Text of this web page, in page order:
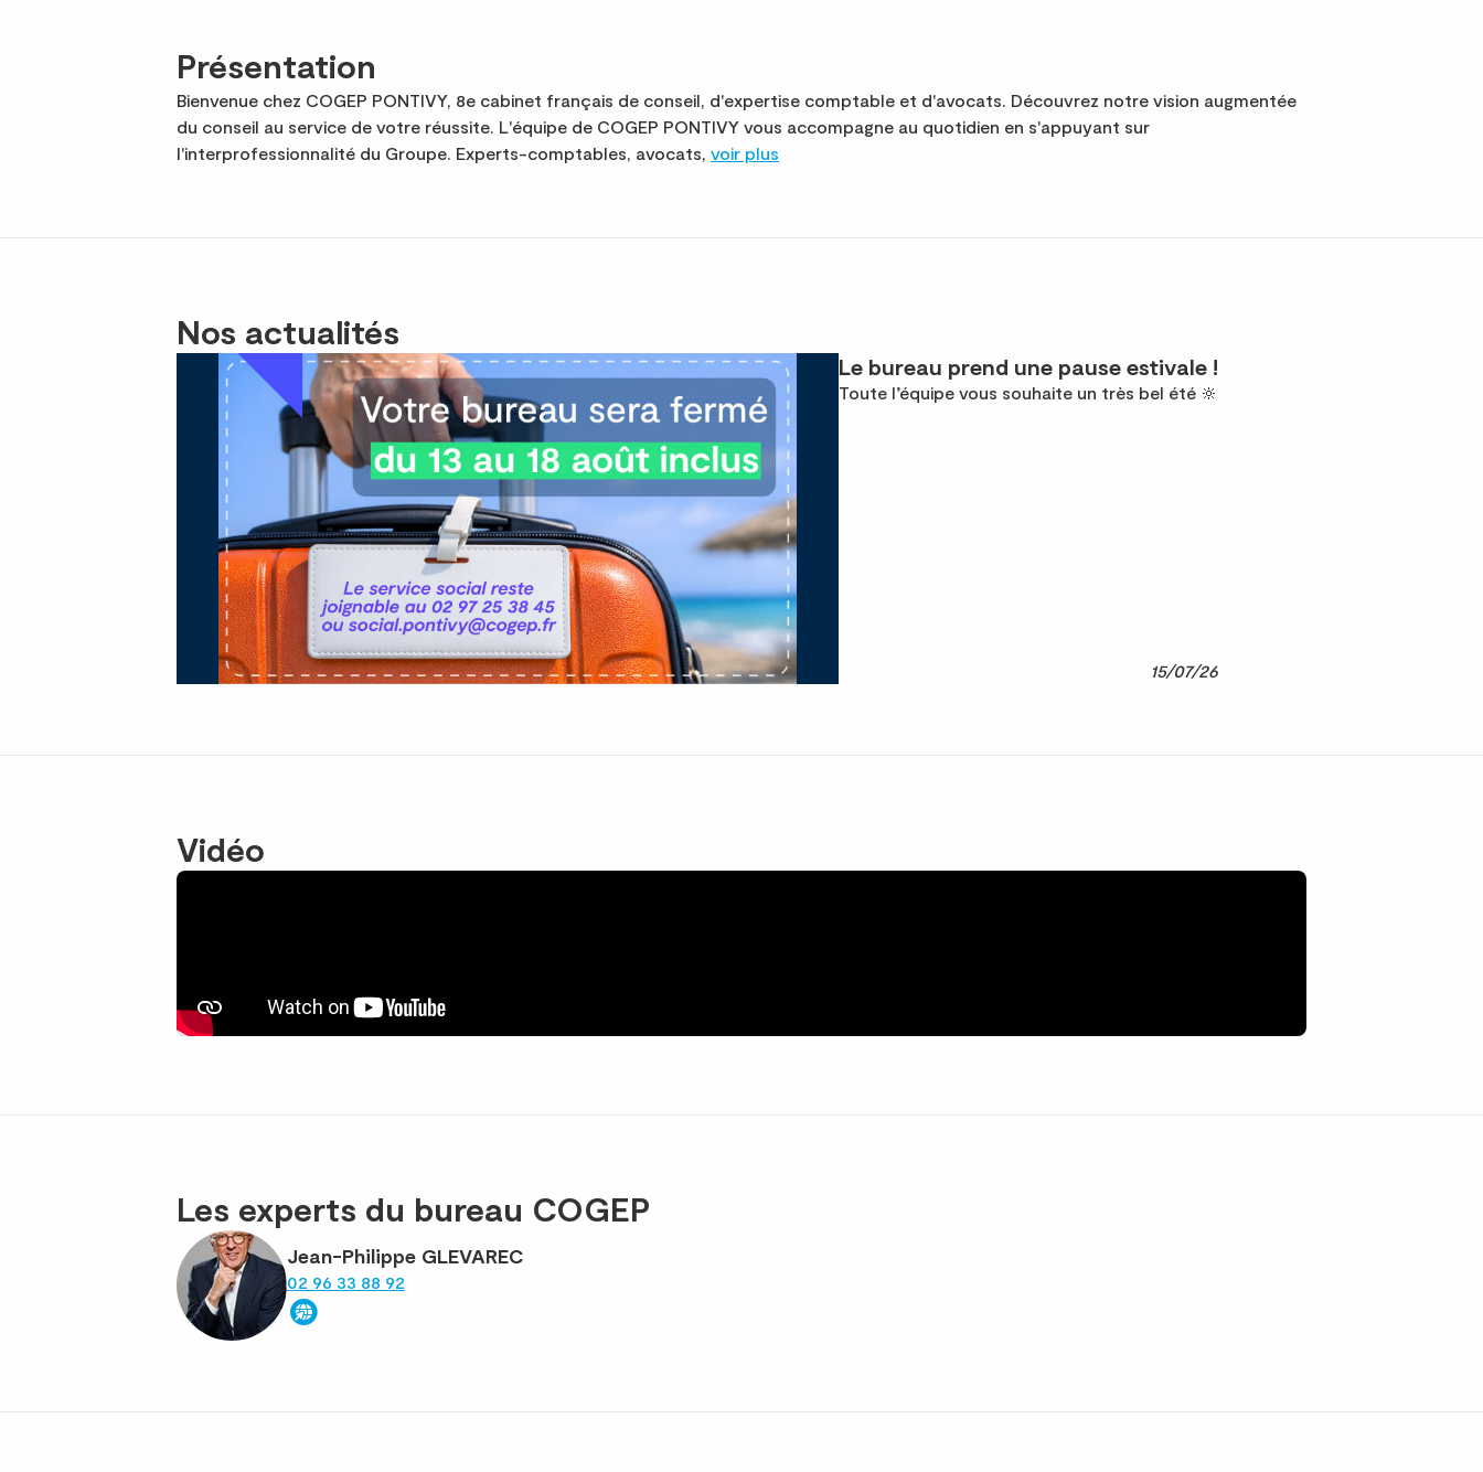
Présentation
Bienvenue chez COGEP PONTIVY, 8e cabinet français de conseil, d'expertise comptable et d'avocats. Découvrez notre vision augmentée
du conseil au service de votre réussite. L'équipe de COGEP PONTIVY vous accompagne au quotidien en s'appuyant sur
l'interprofessionnalité du Groupe. Experts-comptables, avocats, voir plus
Nos actualités
Le bureau prend une pause estivale !
Toute l’équipe vous souhaite un très bel été 🔆
15/07/26
Vidéo
Les experts du bureau COGEP
Jean-Philippe GLEVAREC
02 96 33 88 92